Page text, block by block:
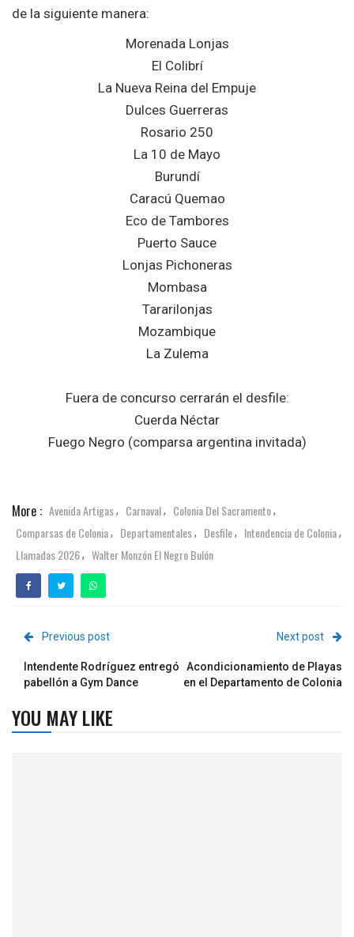
de la siguiente manera:
Morenada Lonjas
El Colibrí
La Nueva Reina del Empuje
Dulces Guerreras
Rosario 250
La 10 de Mayo
Burundí
Caracú Quemao
Eco de Tambores
Puerto Sauce
Lonjas Pichoneras
Mombasa
Tararilonjas
Mozambique
La Zulema
Fuera de concurso cerrarán el desfile:
Cuerda Néctar
Fuego Negro (comparsa argentina invitada)
More : Avenida Artigas, Carnaval, Colonia Del Sacramento,
Comparsas de Colonia, Departamentales, Desfile, Intendencia de Colonia,
Llamadas 2026, Walter Monzón El Negro Bulón
Previous post
Intendente Rodríguez entregó
pabellón a Gym Dance
Next post
Acondicionamiento de Playas
en el Departamento de Colonia
YOU MAY LIKE